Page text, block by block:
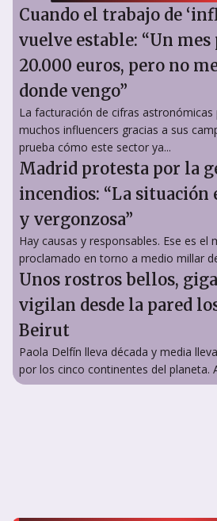
Cuando el trabajo de
vuelve estable: “Un mes
20.000 euros, pero no
donde vengo”
La facturación de cifras astronómicas
muchos influencers gracias a sus
prueba cómo este sector ya...
Madrid protesta por la
incendios: “La
y vergonzosa”
Hay causas y responsables. Ese es el
proclamado en torno a medio millar
Unos rostros bellos,
vigilan desde la pared
Beirut
Paola Delfín lleva década y media
por los cinco continentes del planeta.